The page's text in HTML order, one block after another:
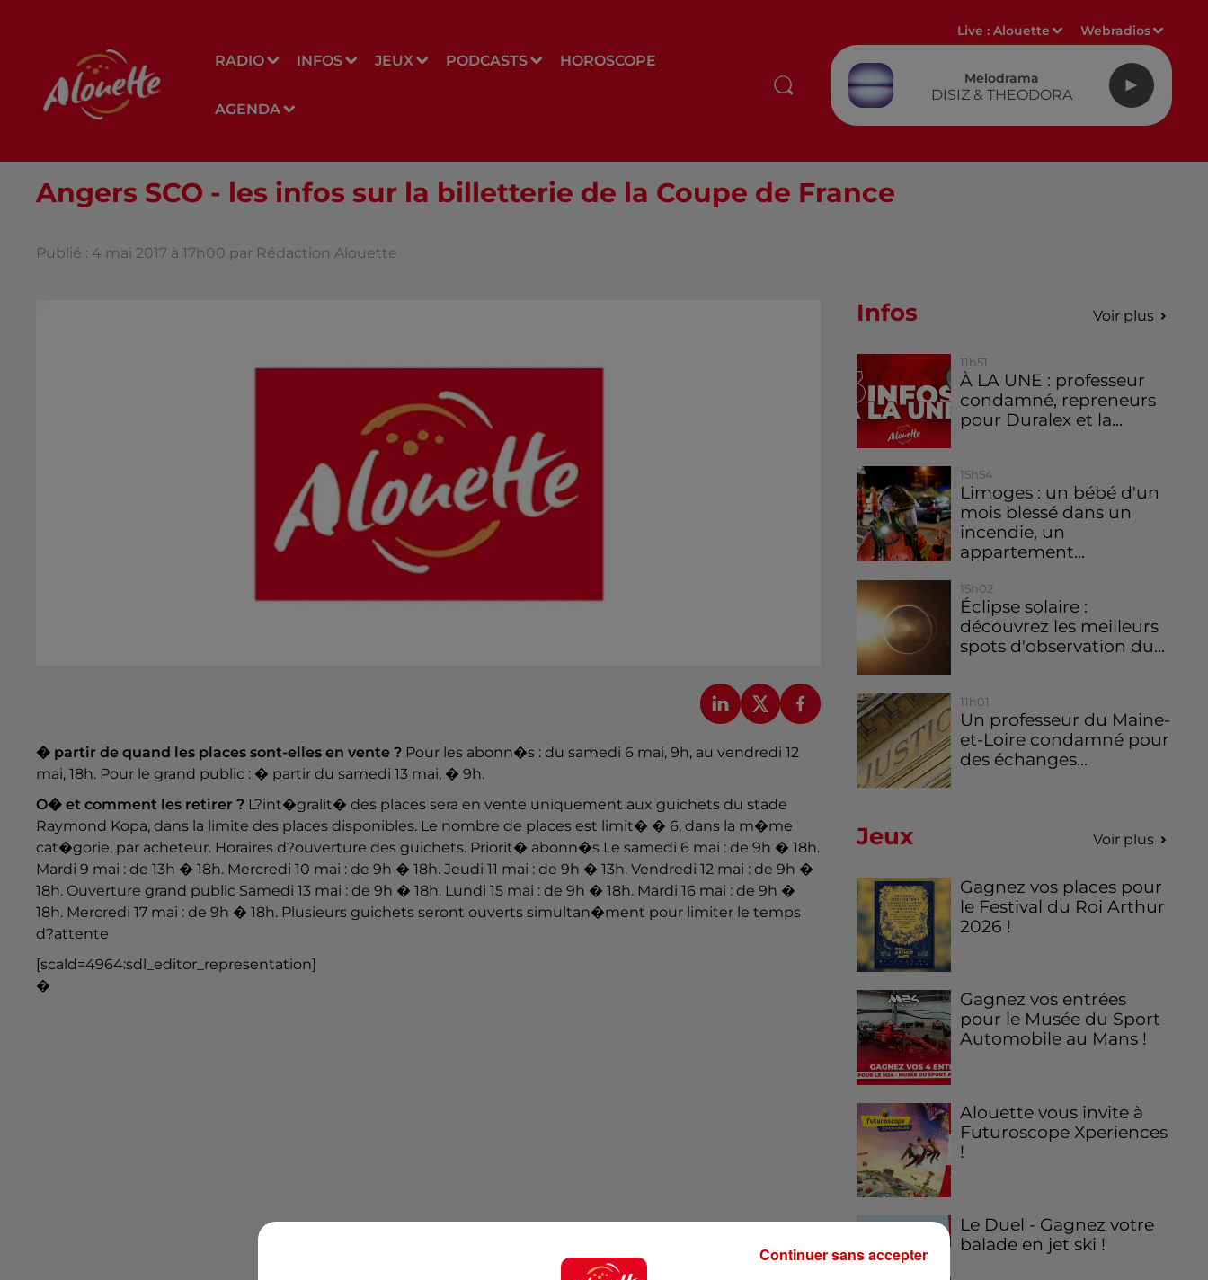
RADIO INFOS JEUX PODCASTS HOROSCOPE
AGENDA
Live :Alouette Webradios
Melodrama
DISIZ & THEODORA
Angers SCO - les infos sur la billetterie de la Coupe de France
Publié : 4 mai 2017 à 17h00 par Rédaction Alouette
� partir de quand les places sont-elles en vente ? Pour les abonn�s : du samedi 6 mai, 9h, au vendredi 12
mai, 18h. Pour le grand public : � partir du samedi 13 mai, � 9h.
O� et comment les retirer ? L?int�gralit� des places sera en vente uniquement aux guichets du stade
Raymond Kopa, dans la limite des places disponibles. Le nombre de places est limit� � 6, dans la m�me
cat�gorie, par acheteur. Horaires d?ouverture des guichets. Priorit� abonn�s Le samedi 6 mai : de 9h � 18h.
Mardi 9 mai : de 13h � 18h. Mercredi 10 mai : de 9h � 18h. Jeudi 11 mai : de 9h � 13h. Vendredi 12 mai : de 9h �
18h. Ouverture grand public Samedi 13 mai : de 9h � 18h. Lundi 15 mai : de 9h � 18h. Mardi 16 mai : de 9h �
18h. Mercredi 17 mai : de 9h � 18h. Plusieurs guichets seront ouverts simultan�ment pour limiter le temps
d?attente
[scald=4964:sdl_editor_representation]
�
Infos Voir plus
11h51
À LA UNE : professeur
condamné, repreneurs
pour Duralex et la...
15h54
Limoges : un bébé d'un
mois blessé dans un
incendie, un
appartement...
15h02
Éclipse solaire :
découvrez les meilleurs
spots d'observation du...
11h01
Un professeur du Maine-
et-Loire condamné pour
des échanges...
Jeux Voir plus
Gagnez vos places pour
le Festival du Roi Arthur
2026 !
Gagnez vos entrées
pour le Musée du Sport
Automobile au Mans !
Alouette vous invite à
Futuroscope Xperiences
!
Le Duel - Gagnez votre
balade en jet ski !
Continuer sans accepter